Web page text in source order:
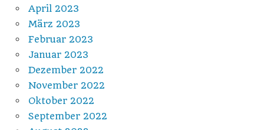
April 2023
März 2023
Februar 2023
Januar 2023
Dezember 2022
November 2022
Oktober 2022
September 2022